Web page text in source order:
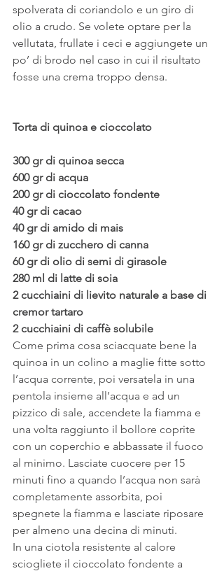
spolverata di coriandolo e un giro di
olio a crudo. Se volete optare per la
vellutata, frullate i ceci e aggiungete un
po’ di brodo nel caso in cui il risultato
fosse una crema troppo densa.
Torta di quinoa e cioccolato
300 gr di quinoa secca
600 gr di acqua
200 gr di cioccolato fondente
40 gr di cacao
40 gr di amido di mais
160 gr di zucchero di canna
60 gr di olio di semi di girasole
280 ml di latte di soia
2 cucchiaini di lievito naturale a base di
cremor tartaro
2 cucchiaini di caffè solubile
Come prima cosa sciacquate bene la
quinoa in un colino a maglie fitte sotto
l’acqua corrente, poi versatela in una
pentola insieme all’acqua e ad un
pizzico di sale, accendete la fiamma e
una volta raggiunto il bollore coprite
con un coperchio e abbassate il fuoco
al minimo. Lasciate cuocere per 15
minuti fino a quando l’acqua non sarà
completamente assorbita, poi
spegnete la fiamma e lasciate riposare
per almeno una decina di minuti.
In una ciotola resistente al calore
sciogliete il cioccolato fondente a